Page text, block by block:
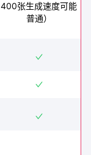
400张生成速度可能
普通）